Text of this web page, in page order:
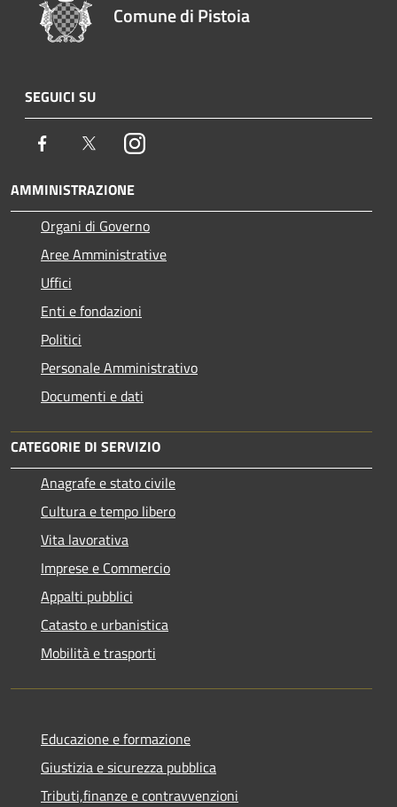
Comune di Pistoia
SEGUICI SU
Facebook TwitterInstagram
AMMINISTRAZIONE
Organi di Governo
Aree Amministrative
Uffici
Enti e fondazioni
Politici
Personale Amministrativo
Documenti e dati
CATEGORIE DI SERVIZIO
Anagrafe e stato civile
Cultura e tempo libero
Vita lavorativa
Imprese e Commercio
Appalti pubblici
Catasto e urbanistica
Mobilità e trasporti
Educazione e formazione
Giustizia e sicurezza pubblica
Tributi,finanze e contravvenzioni